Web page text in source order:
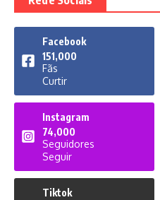
Facebook
151,000
Fãs
Curtir
Instagram
74,000
Seguidores
Seguir
Tiktok